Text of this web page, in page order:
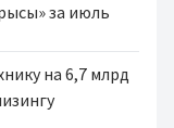
за июль
на 6,7 млрд